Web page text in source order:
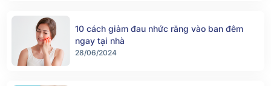
10 cách giảm đau nhức răng vào ban đêm
ngay tại nhà
28/06/2024